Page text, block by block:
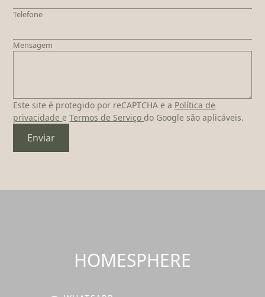
Telefone
Mensagem
Este site é protegido por reCAPTCHA e a Política de
privacidade eTermos de Serviço do Google são aplicáveis.
Enviar
HOMESPHERE